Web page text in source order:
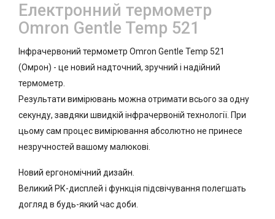
Електронний термометр
Omron Gentle Temp 521
Інфрачервоний термометр Omron Gentle Temp 521
(Омрон) - це новий надточний, зручний і надійний
термометр.
Результати вимірювань можна отримати всього за одну
секунду, завдяки швидкій інфрачервоній технології. При
цьому сам процес вимірювання абсолютно не принесе
незручностей вашому малюкові.
Новий ергономічний дизайн.
Великий РК-дисплей і функція підсвічування полегшать
догляд в будь-який час доби.